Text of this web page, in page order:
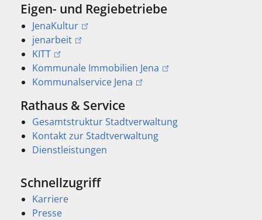
Eigen- und Regiebetriebe
JenaKultur
jenarbeit
KITT
Kommunale Immobilien Jena
Kommunalservice Jena
Rathaus & Service
Gesamtstruktur Stadtverwaltung
Kontakt zur Stadtverwaltung
Dienstleistungen
Schnellzugriff
Karriere
Presse